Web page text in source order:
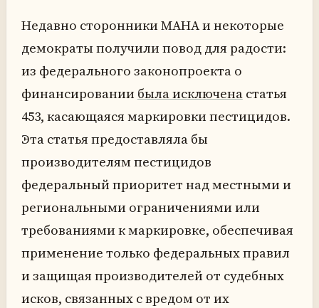
Недавно сторонники MAHA и некоторые
демократы получили повод для радости:
из федерального законопроекта о
финансировании была исключенастатья
453, касающаяся маркировки пестицидов.
Эта статья предоставляла бы
производителям пестицидов
федеральный приоритет над местными и
региональными ограничениями или
требованиями к маркировке, обеспечивая
применение только федеральных правил
и защищая производителей от судебных
исков, связанных с вредом от их